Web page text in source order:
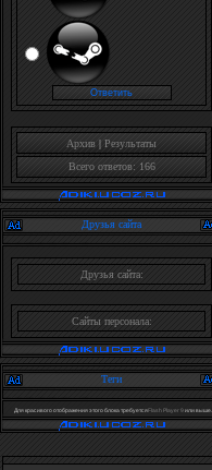
Архив | Результаты
Всего ответов: 166
Друзья сайта
Друзья сайта:
Сайты персонала:
Теги
Для красивого отображения этого блока требуетсяFlash Player 9или выше.